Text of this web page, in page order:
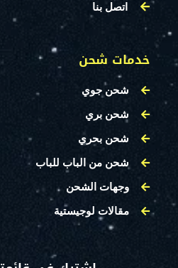
اتصل بنا
خدمات شحن
شحن جوي
شحن بري
شحن بحري
شحن من الباب للباب
وجهات الشحن
مقالات لوجيستية